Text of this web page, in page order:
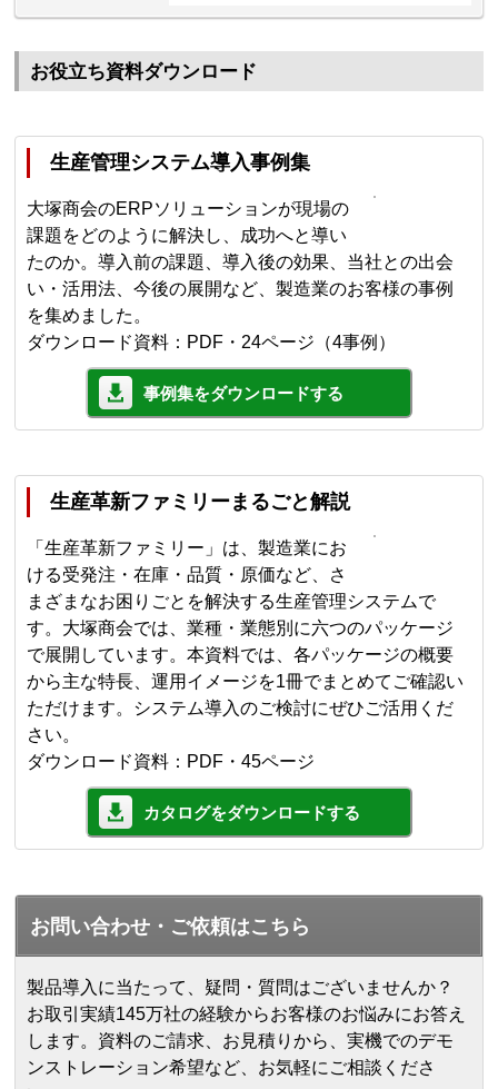
お役立ち資料ダウンロード
生産管理システム導入事例集
大塚商会のERPソリューションが現場の
課題をどのように解決し、成功へと導い
たのか。導入前の課題、導入後の効果、当社との出会
い・活用法、今後の展開など、製造業のお客様の事例
を集めました。
ダウンロード資料：PDF・24ページ（4事例）
事例集をダウンロードする
生産革新ファミリーまるごと解説
「生産革新ファミリー」は、製造業にお
ける受発注・在庫・品質・原価など、さ
まざまなお困りごとを解決する生産管理システムで
す。大塚商会では、業種・業態別に六つのパッケージ
で展開しています。本資料では、各パッケージの概要
から主な特長、運用イメージを1冊でまとめてご確認い
ただけます。システム導入のご検討にぜひご活用くだ
さい。
ダウンロード資料：PDF・45ページ
カタログをダウンロードする
お問い合わせ・ご依頼はこちら
製品導入に当たって、疑問・質問はございませんか？
お取引実績145万社の経験からお客様のお悩みにお答え
します。 資料のご請求、お見積りから、実機でのデモ
ンストレーション希望など、お気軽にご相談くださ